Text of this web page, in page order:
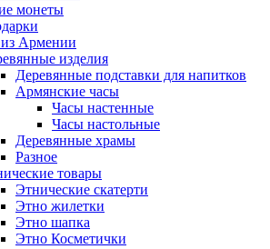
монеты
Армении
изделия
Деревянные подставки для напитков
Армянские часы
Часы настенные
Часы настольные
Деревянные храмы
Разное
товары
Этнические скатерти
Этно жилетки
Этно шапка
Этно Косметички